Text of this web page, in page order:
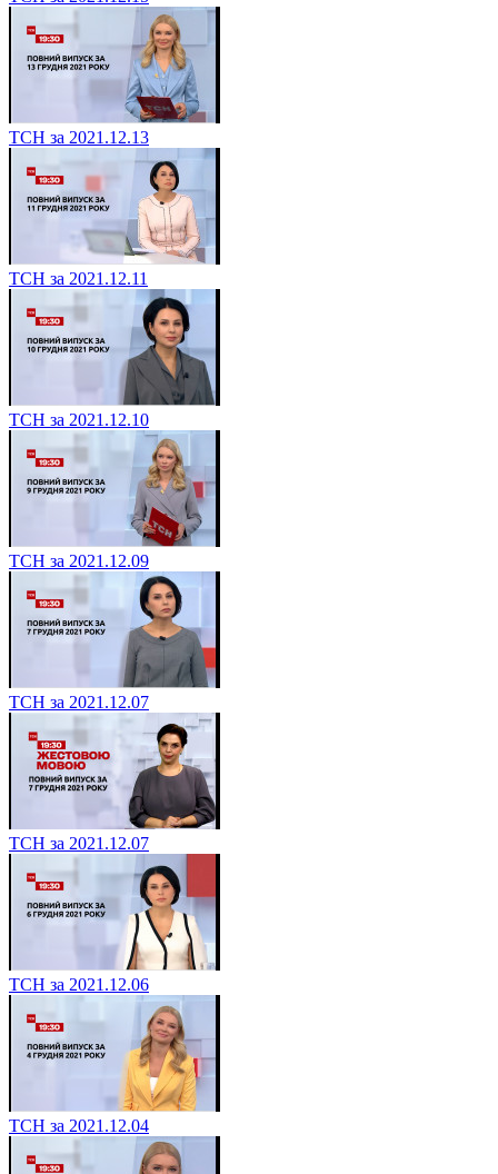
ТСН за 2021.12.13
ТСН за 2021.12.11
ТСН за 2021.12.10
ТСН за 2021.12.09
ТСН за 2021.12.07
ТСН за 2021.12.07
ТСН за 2021.12.06
ТСН за 2021.12.04